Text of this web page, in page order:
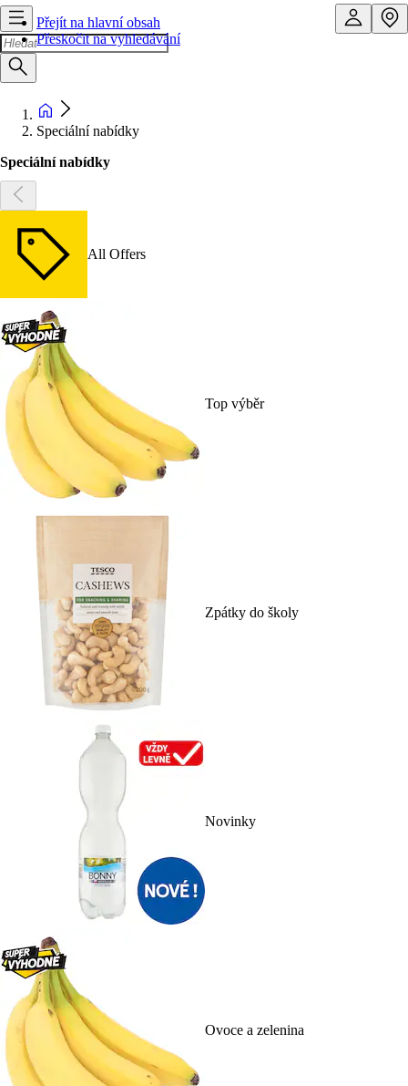
Přejít na hlavní obsah
Přeskočit na vyhledávání
Speciální nabídky
Speciální nabídky
All Offers
Top výběr
Zpátky do školy
Novinky
Ovoce a zelenina